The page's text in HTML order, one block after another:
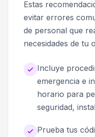
Estas
evitar errores
de personal que
necesidades de tu
Incluye
emergencia e
horario para
seguridad,
Prueba tus